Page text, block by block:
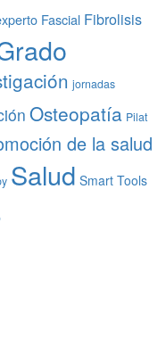
Fascial Fibrolisis
jornadas
Osteopatía Pilat
de la salud
Salud Smart Tools